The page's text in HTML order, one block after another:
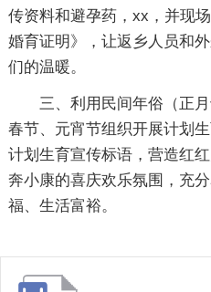
传资料和避孕药，xx，并现
婚育证明》，让返乡人员和
们的温暖。
三、利用民间年俗（正
春节、元宵节组织开展计划
计划生育宣传标语，营造红
奔小康的喜庆欢乐氛围，充
福、生活富裕。